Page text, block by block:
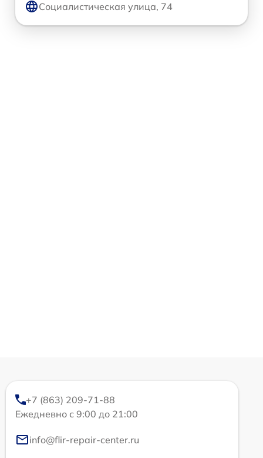
Социалистическая улица, 74
+7 (863) 209-71-88
Ежедневно с 9:00 до 21:00
info@flir-repair-center.ru